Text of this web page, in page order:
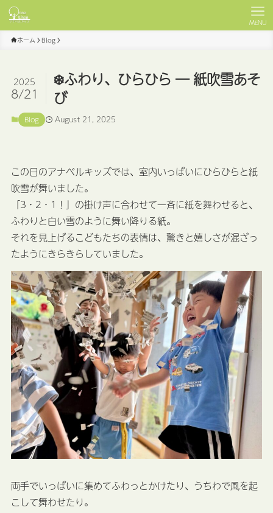
MENU
ホーム Blog
❄️ふわり、ひらひら ― 紙吹雪あそ
び
2025
8/21
Blog August 21, 2025
この日のアナベルキッズでは、室内いっぱいにひらひらと紙
吹雪が舞いました。
「3・2・1！」の掛け声に合わせて一斉に紙を舞わせると、
ふわりと白い雪のように舞い降りる紙。
それを見上げるこどもたちの表情は、驚きと嬉しさが混ざっ
たようにきらきらしていました。
両手でいっぱいに集めてふわっとかけたり、うちわで風を起
こして舞わせたり。